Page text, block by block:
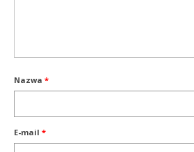
Nazwa *
E-mail *